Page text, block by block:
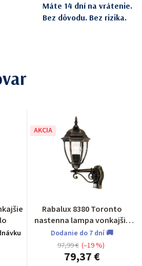
Máte 14 dní na vrátenie.
Bez dôvodu. Bez rizika.
AKCIA
Rabalux 8380 Toronto
nastenna lampa vonkajšia
so senzorom
Dodanie do 7 dní 🚚
79,37 €
97,99 € (–19 %)